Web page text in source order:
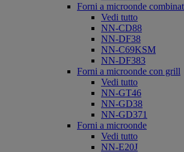
Forni a microonde
Vedi tutto
NN-CD88
NN-DF38
NN-C69KSM
NN-DF383
Forni a microonde con grill
Vedi tutto
NN-GT46
NN-GD38
NN-GD371
Forni a microonde
Vedi tutto
NN-E20J